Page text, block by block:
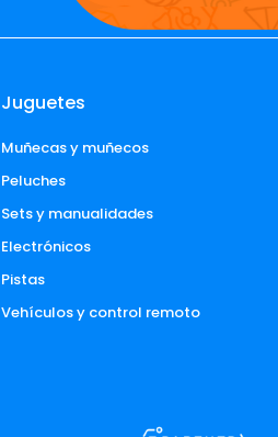
Juguetes
Muñecas y muñecos
Peluches
Sets y manualidades
Electrónicos
Pistas
Vehículos y control remoto